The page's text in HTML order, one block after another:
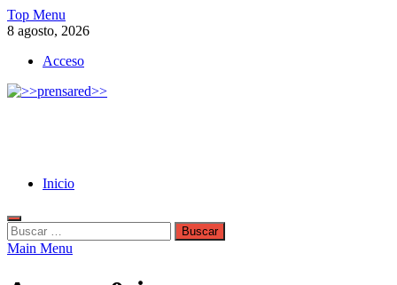
Skip
to
Top Menu
8 agosto, 2026
Acceso
Inicio
Buscar:
Main Menu